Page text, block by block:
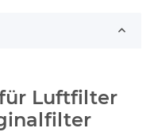
Luftfilter